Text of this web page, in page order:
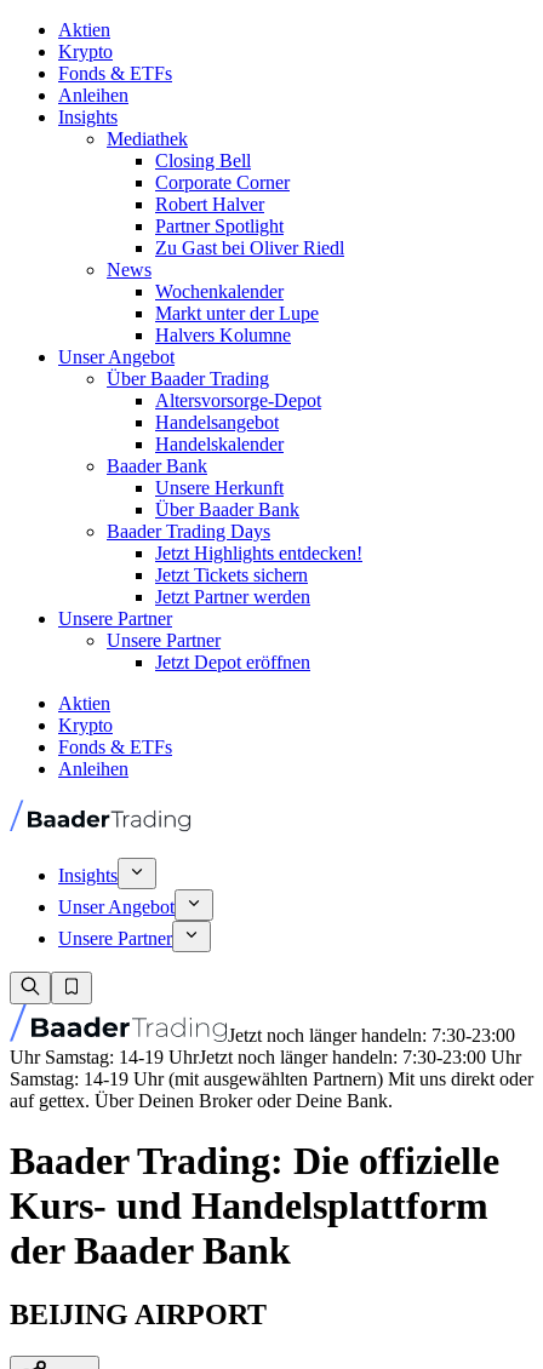
Aktien
Krypto
Fonds & ETFs
Anleihen
Insights
Mediathek
Closing Bell
Corporate Corner
Robert Halver
Partner Spotlight
Zu Gast bei Oliver Riedl
News
Wochenkalender
Markt unter der Lupe
Halvers Kolumne
Unser Angebot
Über Baader Trading
Altersvorsorge-Depot
Handelsangebot
Handelskalender
Baader Bank
Unsere Herkunft
Über Baader Bank
Baader Trading Days
Jetzt Highlights entdecken!
Jetzt Tickets sichern
Jetzt Partner werden
Unsere Partner
Unsere Partner
Jetzt Depot eröffnen
Aktien
Krypto
Fonds & ETFs
Anleihen
Insights
Unser Angebot
Unsere Partner
Jetzt noch länger handeln: 7:30-23:00
Uhr Samstag: 14-19 UhrJetzt noch länger handeln: 7:30-23:00 Uhr
Samstag: 14-19 Uhr (mit ausgewählten Partnern) Mit uns direkt oder
auf gettex. Über Deinen Broker oder Deine Bank.
Baader Trading: Die offizielle
Kurs- und Handelsplattform
der Baader Bank
BEIJING AIRPORT